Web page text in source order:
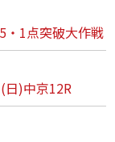
・1点突破大作戦
日)中京12R